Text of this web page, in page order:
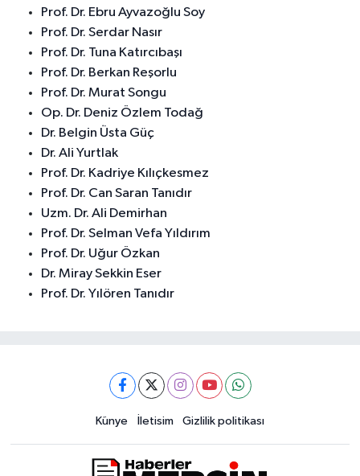
Prof. Dr. Ebru Ayvazoğlu Soy
Prof. Dr. Serdar Nasır
Prof. Dr. Tuna Katırcıbaşı
Prof. Dr. Berkan Reşorlu
Prof. Dr. Murat Songu
Op. Dr. Deniz Özlem Todağ
Dr. Belgin Üsta Güç
Dr. Ali Yurtlak
Prof. Dr. Kadriye Kılıçkesmez
Prof. Dr. Can Saran Tanıdır
Uzm. Dr. Ali Demirhan
Prof. Dr. Selman Vefa Yıldırım
Prof. Dr. Uğur Özkan
Dr. Miray Sekkin Eser
Prof. Dr. Yılören Tanıdır
Künye İletisim Gizlilik politikası